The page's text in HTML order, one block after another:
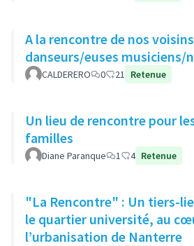
A la rencontre de nos
danseurs/euses musiciens/
CALDERERO 0 21 Retenue
Un lieu de rencontre pour
familles
Diane Paranque 1 4 Retenue
"La Rencontre" : Un tiers-
le quartier université, au
l’urbanisation de Nanterre